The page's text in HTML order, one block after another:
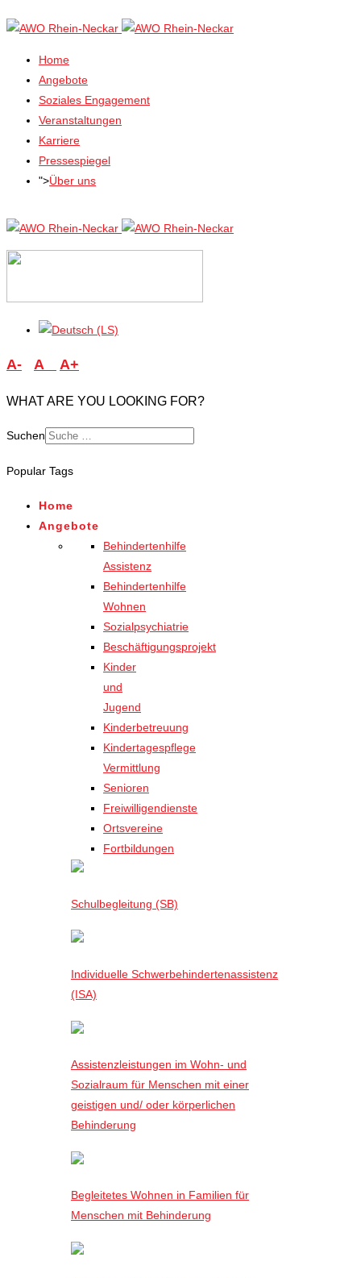
Home
Angebote
Soziales Engagement
Veranstaltungen
Karriere
Pressespiegel
">Über uns
A- A A+
WHAT ARE YOU LOOKING FOR?
Suchen
Popular Tags
Home
Angebote
Behindertenhilfe
Assistenz
Behindertenhilfe
Wohnen
Sozialpsychiatrie
Beschäftigungsprojekt
Kinder
und
Jugend
Kinderbetreuung
Kindertagespflege
Vermittlung
Senioren
Freiwilligendienste
Ortsvereine
Fortbildungen
Schulbegleitung (SB)
Individuelle Schwerbehindertenassistenz
(ISA)
Assistenzleistungen im Wohn- und
Sozialraum für Menschen mit einer
geistigen und/ oder körperlichen
Behinderung
Begleitetes Wohnen in Familien für
Menschen mit Behinderung